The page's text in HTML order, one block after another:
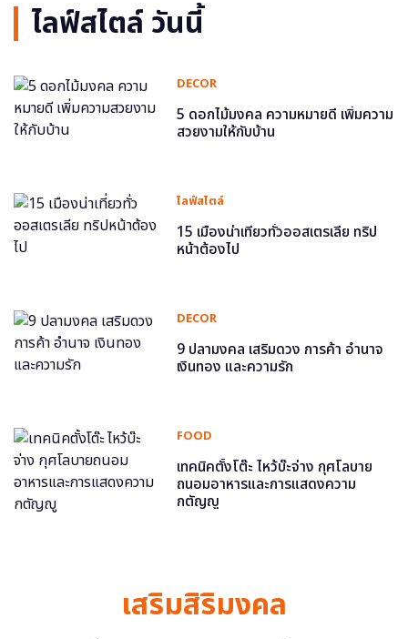
ไลฟ์สไตล์ วันนี้
DECOR
5 ดอกไม้มงคล ความหมายดี เพิ่มความ
สวยงามให้กับบ้าน
ไลฟ์สไตล์
15 เมืองน่าเที่ยวทั่วออสเตรเลีย ทริป
หน้าต้องไป
DECOR
9 ปลามงคล เสริมดวง การค้า อำนาจ
เงินทอง และความรัก
FOOD
เทคนิคตั้งโต๊ะ ไหว้บ๊ะจ่าง กุศโลบาย
ถนอมอาหารและการแสดงความ
กตัญญู
เสริมสิริมงคล